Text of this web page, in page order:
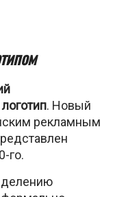
. Новый
рекламным
го.